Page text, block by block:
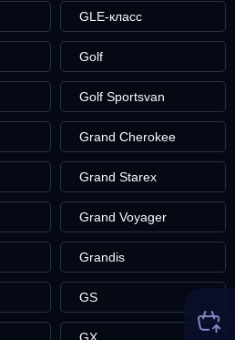
GLE-класс
Golf
Golf Sportsvan
Grand Cherokee
Grand Starex
Grand Voyager
Grandis
GS